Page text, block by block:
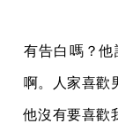
有告白嗎？
啊。人家喜歡
他沒有要喜歡